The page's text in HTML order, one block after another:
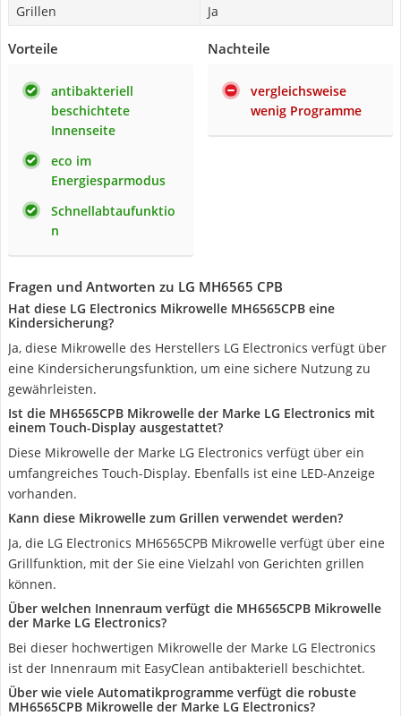
Grillen Ja
Vorteile
antibakteriell
beschichtete
Innenseite
eco im
Energiesparmodus
Schnellabtaufunktio
n
Nachteile
vergleichsweise
wenig Programme
Fragen und Antworten zu LG MH6565 CPB
Hat diese LG Electronics Mikrowelle MH6565CPB eine
Kindersicherung?
Ja, diese Mikrowelle des Herstellers LG Electronics verfügt über
eine Kindersicherungsfunktion, um eine sichere Nutzung zu
gewährleisten.
Ist die MH6565CPB Mikrowelle der Marke LG Electronics mit
einem Touch-Display ausgestattet?
Diese Mikrowelle der Marke LG Electronics verfügt über ein
umfangreiches Touch-Display. Ebenfalls ist eine LED-Anzeige
vorhanden.
Kann diese Mikrowelle zum Grillen verwendet werden?
Ja, die LG Electronics MH6565CPB Mikrowelle verfügt über eine
Grillfunktion, mit der Sie eine Vielzahl von Gerichten grillen
können.
Über welchen Innenraum verfügt die MH6565CPB Mikrowelle
der Marke LG Electronics?
Bei dieser hochwertigen Mikrowelle der Marke LG Electronics
ist der Innenraum mit EasyClean antibakteriell beschichtet.
Über wie viele Automatikprogramme verfügt die robuste
MH6565CPB Mikrowelle der Marke LG Electronics?